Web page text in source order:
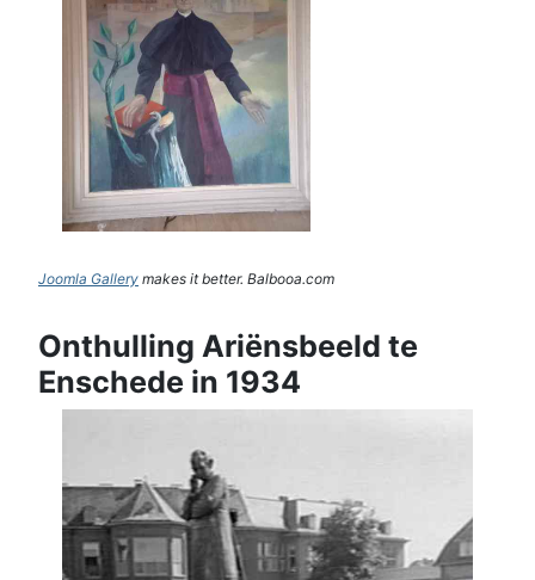
Joomla Gallery makes it better. Balbooa.com
Onthulling Ariënsbeeld te
Enschede in 1934